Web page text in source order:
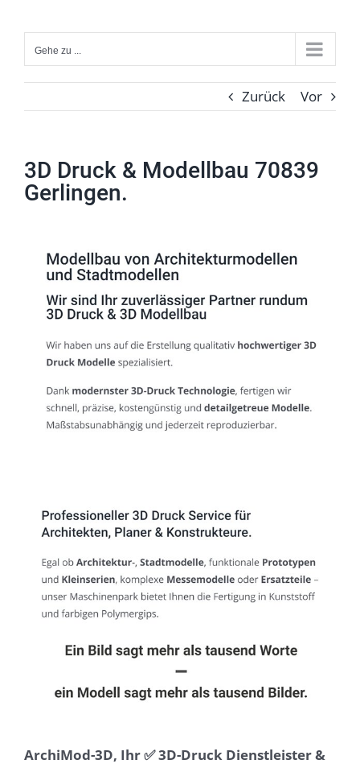
Inhalt
springenGehe zu ...
Zurück Vor
3D Druck & Modellbau 70839
Gerlingen.
ArchiMod-3D, Ihr ✅ 3D-Druck Dienstleister &